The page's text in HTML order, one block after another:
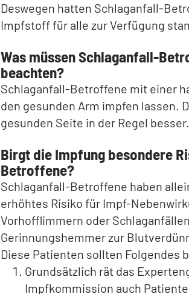
Deswegen hatten Schlaganfall-
Impfstoff für alle zur Verfügung
Was müssen Schlaganfall-
beachten?
Schlaganfall-Betroffene mit einer
den gesunden Arm impfen lassen.
gesunden Seite in der Regel besser.
Birgt die Impfung besondere
Betroffene?
Schlaganfall-Betroffene haben
erhöhtes Risiko für Impf-
Vorhofflimmern oder
Gerinnungshemmer zur
Diese Patienten sollten Folgendes
Grundsätzlich rät das
Impfkommission auch